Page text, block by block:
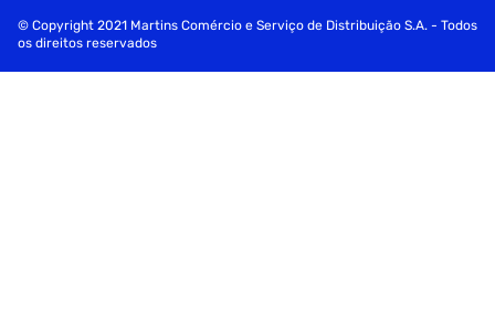
© Copyright 2021 Martins Comércio e Serviço de Distribuição S.A. - Todos
os direitos reservados